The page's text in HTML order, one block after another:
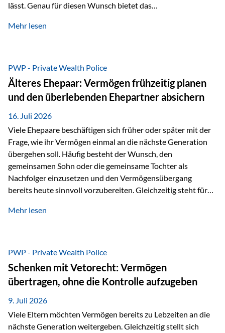
lässt. Genau für diesen Wunsch bietet das
Vienna-Life eine interessante Lösung. Es ermöglicht,
Ausgangssituation Stellen Sie sich folgende Familie vor: Die
Großeltern haben über viele Jahre Vermögen aufgebaut. Ihr
Wunsch ist es, dieses Vermögen nicht nur den eigenen
Kindern, sondern langfristig auch den Enkeln zukommen zu…
Mehr lesen
PWP - Private Wealth Police
Älteres Ehepaar: Vermögen frühzeitig planen
und den überlebenden Ehepartner absichern
16. Juli 2026
Viele Ehepaare beschäftigen sich früher oder später mit der
Frage, wie ihr Vermögen einmal an die nächste Generation
übergehen soll. Häufig besteht der Wunsch, den
gemeinsamen Sohn oder die gemeinsame Tochter als
Nachfolger einzusetzen und den Vermögensübergang
bereits heute sinnvoll vorzubereiten. Gleichzeitig steht für
passiert, wenn einer der beiden verstirbt? Der überlebende
Vermögen verfügen können. Genau für diese
Ausgangssituation bietet die Private Wealth Police der
Vienna-Life eine durchdachte Gestaltungsmöglichkeit. Die
Ausgangssituation Stellen Sie sich folgendes Beispiel vor:
Ein…
Mehr lesen
PWP - Private Wealth Police
Schenken mit Vetorecht: Vermögen
übertragen, ohne die Kontrolle aufzugeben
9. Juli 2026
Viele Eltern möchten Vermögen bereits zu Lebzeiten an die
nächste Generation weitergeben. Gleichzeitig stellt sich